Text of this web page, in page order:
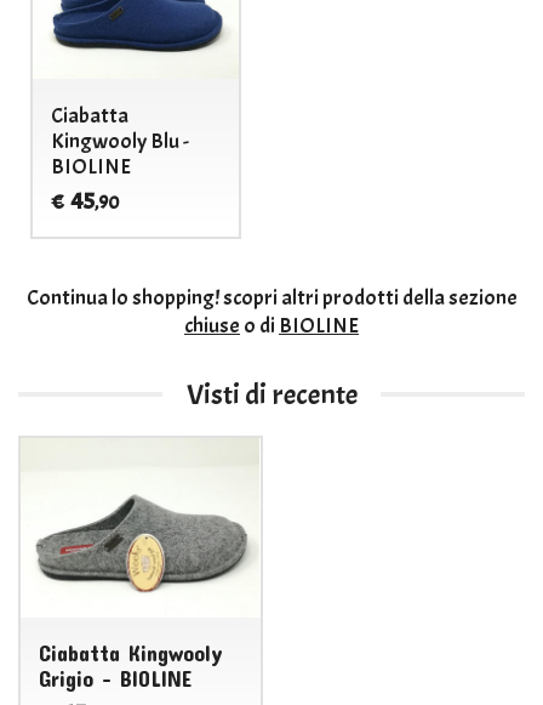
Ciabatta
Kingwooly Blu -
BIOLINE
€ 45,90
Continua lo shopping!scopri altri prodotti della sezione
chiuse o di BIOLINE
Visti di recente
Ciabatta Kingwooly
Grigio - BIOLINE